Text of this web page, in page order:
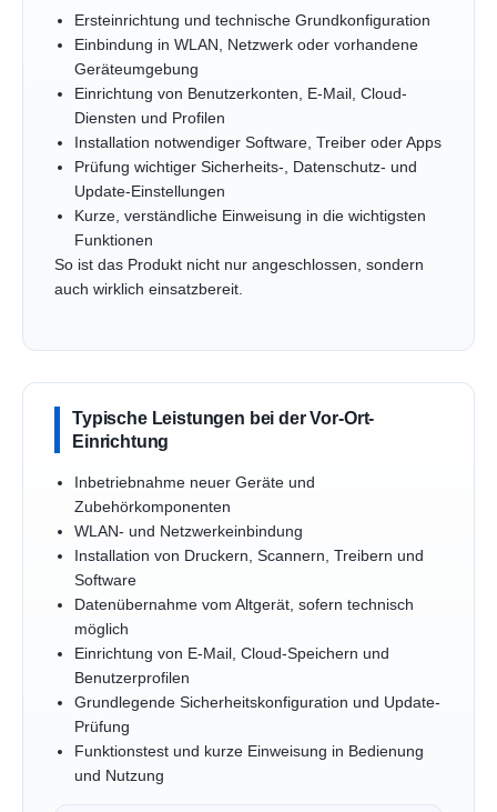
Ersteinrichtung und technische Grundkonfiguration
Einbindung in WLAN, Netzwerk oder vorhandene
Geräteumgebung
Einrichtung von Benutzerkonten, E-Mail, Cloud-
Diensten und Profilen
Installation notwendiger Software, Treiber oder Apps
Prüfung wichtiger Sicherheits-, Datenschutz- und
Update-Einstellungen
Kurze, verständliche Einweisung in die wichtigsten
Funktionen
So ist das Produkt nicht nur angeschlossen, sondern
auch wirklich einsatzbereit.
Typische Leistungen bei der Vor-Ort-
Einrichtung
Inbetriebnahme neuer Geräte und
Zubehörkomponenten
WLAN- und Netzwerkeinbindung
Installation von Druckern, Scannern, Treibern und
Software
Datenübernahme vom Altgerät, sofern technisch
möglich
Einrichtung von E-Mail, Cloud-Speichern und
Benutzerprofilen
Grundlegende Sicherheitskonfiguration und Update-
Prüfung
Funktionstest und kurze Einweisung in Bedienung
und Nutzung